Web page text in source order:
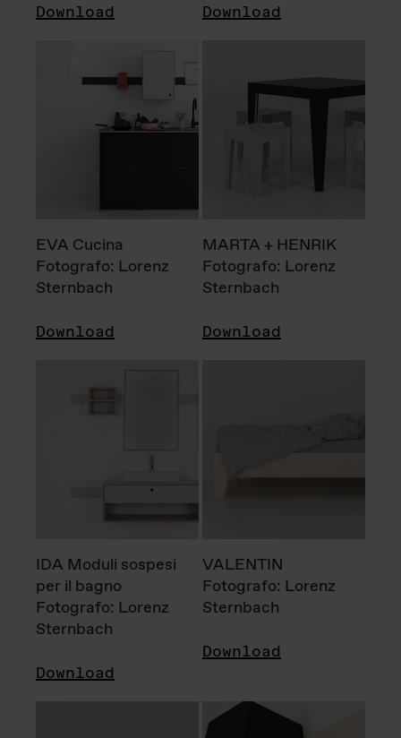
Download Download
EVA Cucina
Fotografo: Lorenz
Sternbach
Download
MARTA + HENRIK
Fotografo: Lorenz
Sternbach
Download
IDA Moduli sospesi
per il bagno
Fotografo: Lorenz
Sternbach
Download
VALENTIN
Fotografo: Lorenz
Sternbach
Download